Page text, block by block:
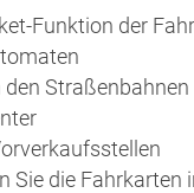
Funktion der
Straßenbahnen
Sie die Fahrkarten